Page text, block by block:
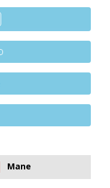
Mane